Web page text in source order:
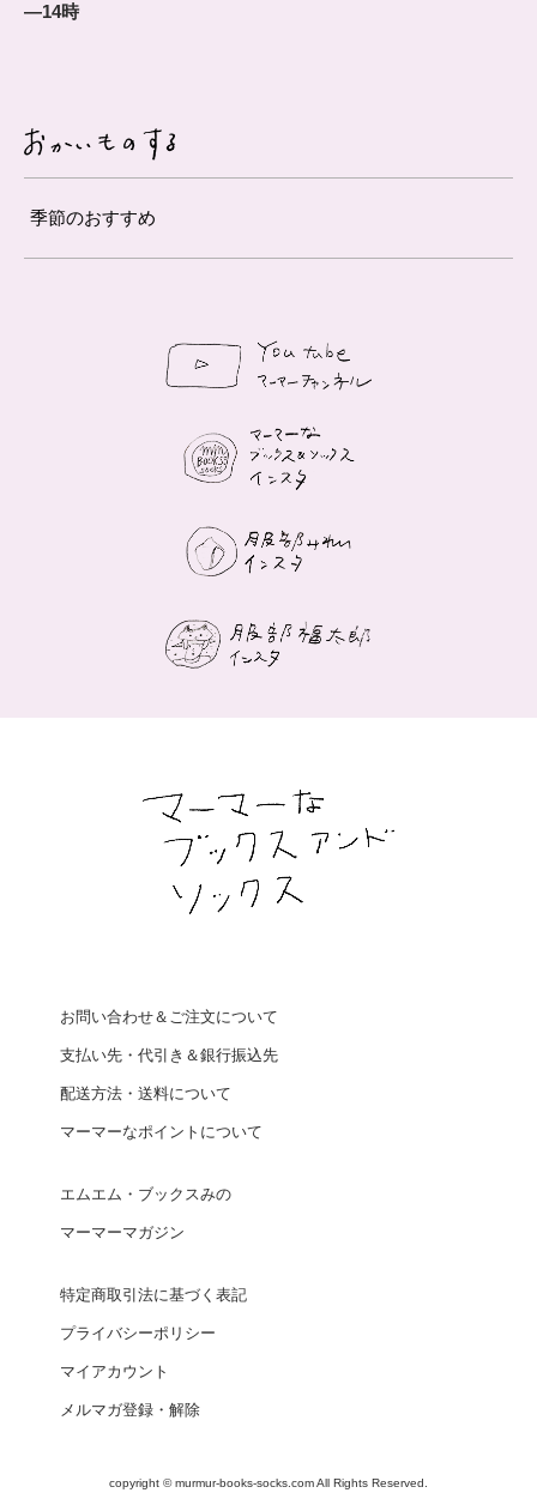
―14時
季節のおすすめ
お問い合わせ＆ご注文について
支払い先・代引き＆銀行振込先
配送方法・送料について
マーマーなポイントについて
エムエム・ブックスみの
マーマーマガジン
特定商取引法に基づく表記
プライバシーポリシー
マイアカウント
メルマガ登録・解除
copyright © murmur-books-socks.com All Rights Reserved.